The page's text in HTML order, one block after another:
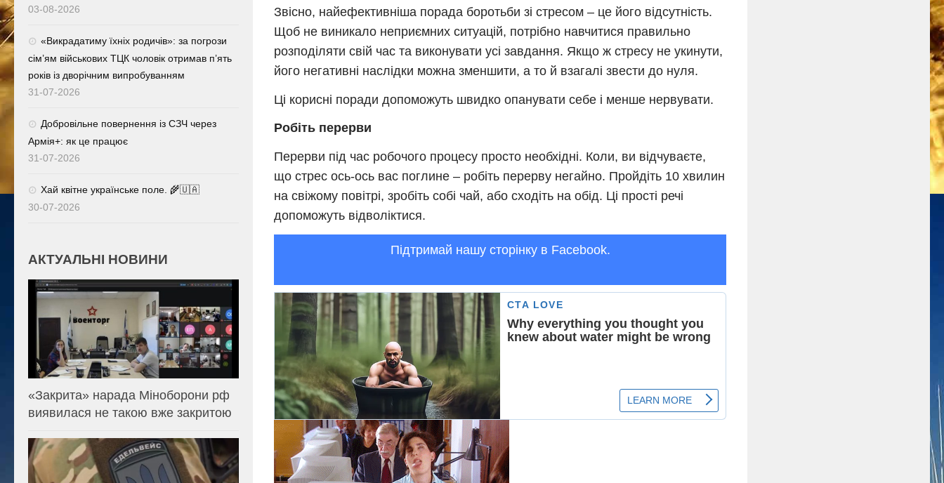
Звісно, найефективніша порада боротьби зі стресом – це його відсутність.
Щоб не виникало неприємних ситуацій, потрібно навчитися правильно
розподіляти свій час та виконувати усі завдання. Якщо ж стресу не укинути,
його негативні наслідки можна зменшити, а то й взагалі звести до нуля.
Ці корисні поради допоможуть швидко опанувати себе і менше нервувати.
Робіть перерви
Перерви під час робочого процесу просто необхідні. Коли, ви відчуваєте,
що стрес ось-ось вас поглине – робіть перерву негайно. Пройдіть 10 хвилин
на свіжому повітрі, зробіть собі чай, або сходіть на обід. Ці прості речі
допоможуть відволіктися.
Підтримай нашу сторінку в Facebook.
03-08-2026
«Викрадатиму їхніх родичів»: за погрози
сім’ям військових ТЦК чоловік отримав п’ять
років із дворічним випробуванням
31-07-2026
Добровільне повернення із СЗЧ через
Армія+: як це працює
31-07-2026
Хай квітне українське поле. 🌾🇺🇦
30-07-2026
АКТУАЛЬНІ НОВИНИ
«Закрита» нарада Міноборони рф
виявилася не такою вже закритою